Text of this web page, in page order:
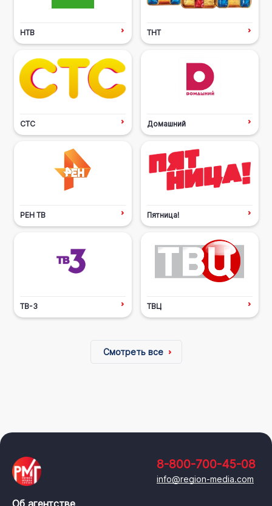
НТВ ТНТ
СТС Домашний
РЕН ТВ Пятница!
ТВ-3 ТВЦ
Смотреть все
8-800-700-45-08
info@region-media.com
Об агентстве